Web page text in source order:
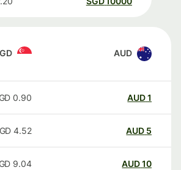
AUD
SGD
AUD
0.90
SGD
AUD
4.52
SGD
AUD
9.04
SGD